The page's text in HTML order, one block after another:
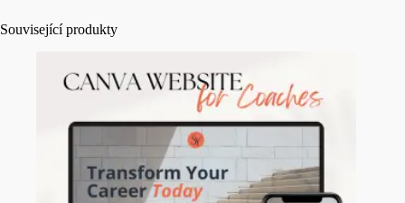
Související produkty